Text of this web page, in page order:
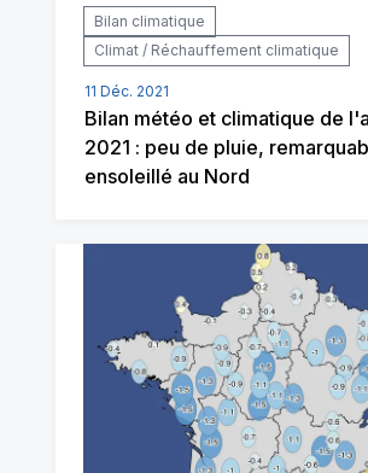
Bilan climatique
Climat / Réchauffement climatique
11 Déc. 2021
Bilan météo et climatique de
2021 : peu de pluie,
ensoleillé au Nord